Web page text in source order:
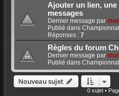
Ajouter un lien,
messages
Dernier message par
Publié dans
Réponses : 7
Règles du forum
Dernier message par
Publié dans
Nouveau sujet
0 sujet •